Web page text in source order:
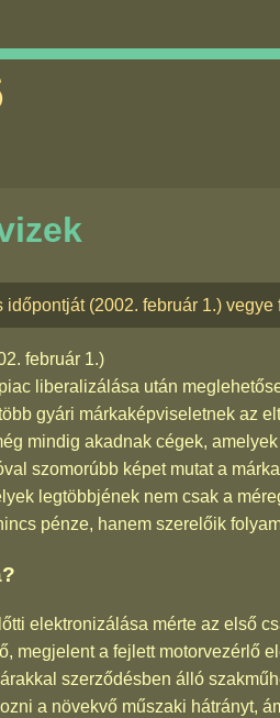
(2002. február 1.) vegye
február 1.)
liberalizálása után
gyári márkaképviseletnek az
mindig akadnak cégek,
szomorúbb képet mutat a
legtöbbjének nem csak a
pénze, hanem szerelőik
elektronizálása mérte az első
megjelent a fejlett motorvezérlő
szerződésben álló
a növekvő műszaki hátrányt,